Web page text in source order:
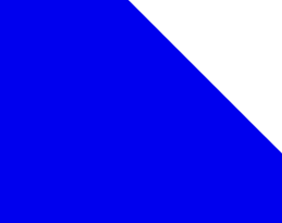
エリアマネジメント